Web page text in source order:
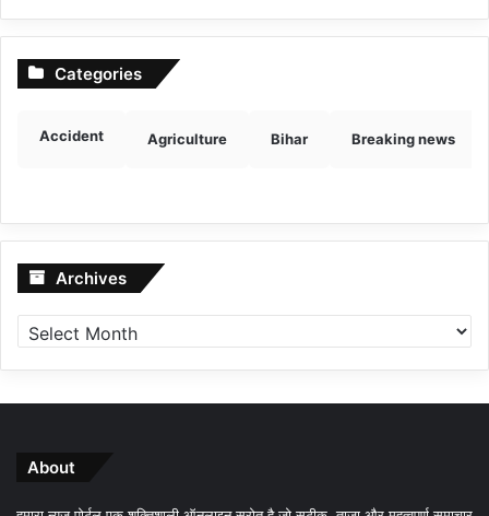
Categories
Accident Agriculture Bihar Breaking news
Archives Archives
About